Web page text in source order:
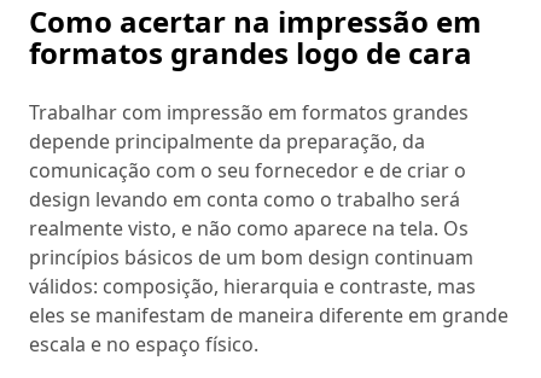
Como acertar na impressão em
formatos grandes logo de cara
Trabalhar com impressão em formatos grandes
depende principalmente da preparação, da
comunicação com o seu fornecedor e de criar o
design levando em conta como o trabalho será
realmente visto, e não como aparece na tela. Os
princípios básicos de um bom design continuam
válidos: composição, hierarquia e contraste, mas
eles se manifestam de maneira diferente em grande
escala e no espaço físico.